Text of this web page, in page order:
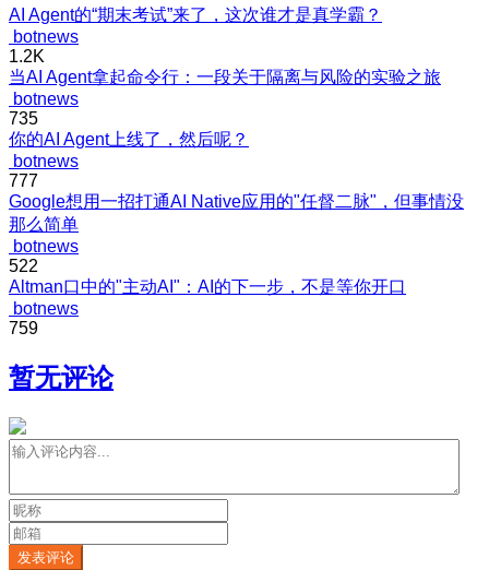
AI Agent的“期末考试”来了，这次谁才是真学霸？
botnews
1.2K
当AI Agent拿起命令行：一段关于隔离与风险的实验之旅
botnews
735
你的AI Agent上线了，然后呢？
botnews
777
Google想用一招打通AI Native应用的"任督二脉"，但事情没
那么简单
botnews
522
Altman口中的"主动AI"：AI的下一步，不是等你开口
botnews
759
暂无评论
发表评论